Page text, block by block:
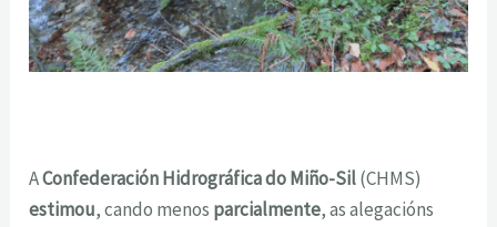
AConfederación Hidrográfica do Miño-Sil(CHMS)
estimou, cando menos parcialmente, as alegacións